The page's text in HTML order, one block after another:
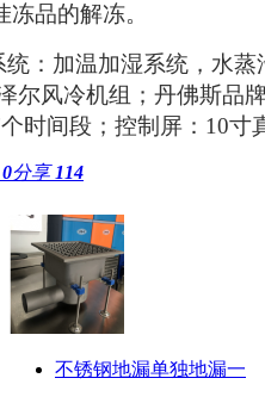
品的解冻。
：加温加湿系统，水
尔风冷机组；丹佛斯品
时间段；控制屏：10寸
0分享 114
不锈钢地漏单独地漏一